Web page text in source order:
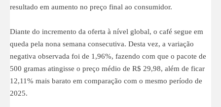
resultado em aumento no preço final ao consumidor.
Diante do incremento da oferta à nível global, o café segue em
queda pela nona semana consecutiva. Desta vez, a variação
negativa observada foi de 1,96%, fazendo com que o pacote de
500 gramas atingisse o preço médio de R$ 29,98, além de ficar
12,11% mais barato em comparação com o mesmo período de
2025.